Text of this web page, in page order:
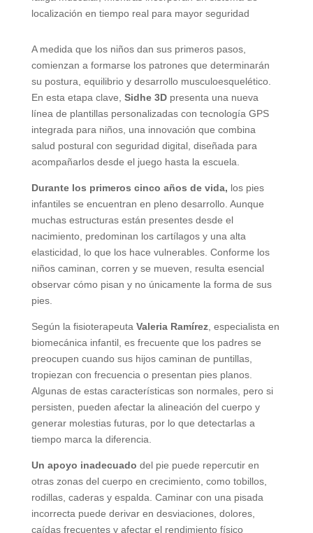
localización en tiempo real para mayor seguridad
A medida que los niños dan sus primeros pasos,
comienzan a formarse los patrones que determinarán
su postura, equilibrio y desarrollo musculoesquelético.
En esta etapa clave, Sidhe 3Dpresenta una nueva
línea de plantillas personalizadas con tecnología GPS
integrada para niños, una innovación que combina
salud postural con seguridad digital, diseñada para
acompañarlos desde el juego hasta la escuela.
Durante los primeros cinco años de vida, los pies
infantiles se encuentran en pleno desarrollo. Aunque
muchas estructuras están presentes desde el
nacimiento, predominan los cartílagos y una alta
elasticidad, lo que los hace vulnerables. Conforme los
niños caminan, corren y se mueven, resulta esencial
observar cómo pisan y no únicamente la forma de sus
pies.
Según la fisioterapeuta Valeria Ramírez, especialista en
biomecánica infantil, es frecuente que los padres se
preocupen cuando sus hijos caminan de puntillas,
tropiezan con frecuencia o presentan pies planos.
Algunas de estas características son normales, pero si
persisten, pueden afectar la alineación del cuerpo y
generar molestias futuras, por lo que detectarlas a
tiempo marca la diferencia.
Un apoyo inadecuado del pie puede repercutir en
otras zonas del cuerpo en crecimiento, como tobillos,
rodillas, caderas y espalda. Caminar con una pisada
incorrecta puede derivar en desviaciones, dolores,
caídas frecuentes y afectar el rendimiento físico